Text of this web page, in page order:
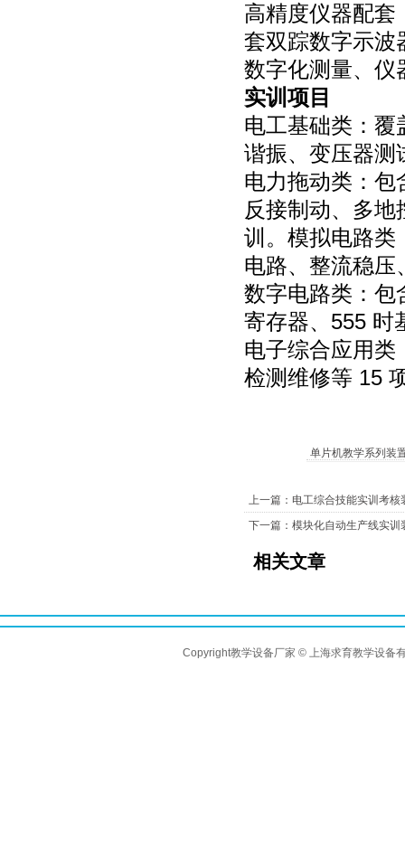
高精度仪器配套
套双踪数字示波
数字化测量、仪
实训项目
电工基础类：覆
谐振、变压器测
电力拖动类：
反接制动、多
训。模拟电路类
电路、整流稳压
数字电路类：包
寄存器、555 时
电子综合应用类
检测维修等 15
单片机教学系列装
上一篇：电工综合技能实训考
下一篇：模块化自动生产线实
相关文章
Copyright教学设备厂家 © 上海求育教学设备